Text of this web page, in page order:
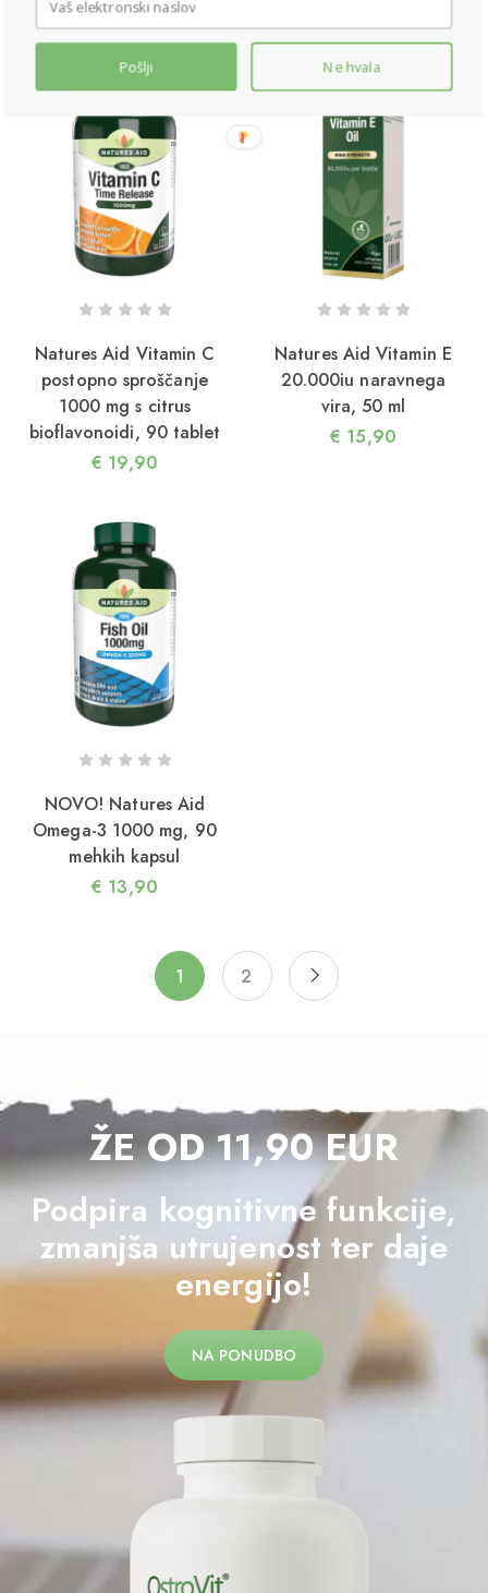
RAZPRODANO
Natures Aid Vitamin C
postopno sproščanje
1000 mg s citrus
bioflavonoidi, 90 tablet
€ 19,90
Natures Aid Vitamin E
20.000iu naravnega
vira, 50 ml
€ 15,90
NOVO! Natures Aid
Omega-3 1000 mg, 90
mehkih kapsul
€ 13,90
1 2
ŽE OD 11,90 EUR
Podpira kognitivne funkcije,
zmanjša utrujenost ter daje
energijo!
NA PONUDBO
Pošlji Ne hvala